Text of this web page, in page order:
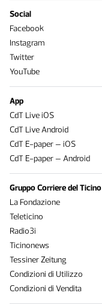
Social
Facebook
Instagram
Twitter
YouTube
App
CdT Live iOS
CdT Live Android
CdT E-paper – iOS
CdT E-paper – Android
Gruppo Corriere del Ticino
La Fondazione
Teleticino
Radio3i
Ticinonews
Tessiner Zeitung
Condizioni di Utilizzo
Condizioni di Vendita